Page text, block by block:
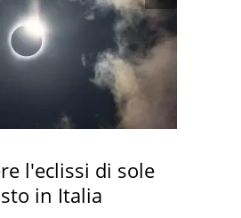
l'eclissi di sole
in Italia